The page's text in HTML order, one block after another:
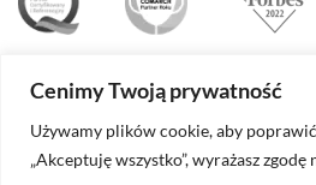
Cenimy Twoją prywatność
Używamy plików cookie, aby
„Akceptuję wszystko”, wyrażasz
© 2026PROSPEO| Wszelkie prawa